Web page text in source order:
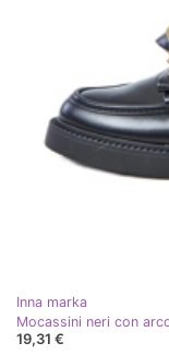
Inna marka
Mocassini neri con
19,31 €